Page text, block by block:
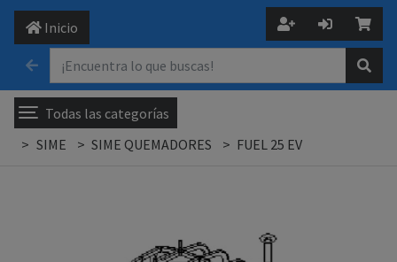
Inicio
Todas las categorías
SIME
SIME QUEMADORES FUEL 25 EV